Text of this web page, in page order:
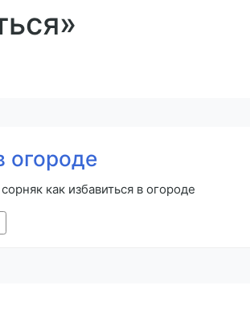
огороде
как избавиться в огороде